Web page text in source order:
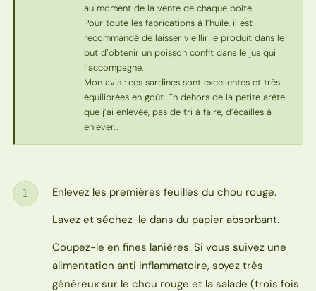
au moment de la vente de chaque boîte.
Pour toute les fabrications à l’huile, il est
recommandé de laisser vieillir le produit dans le
but d’obtenir un poisson confit dans le jus qui
l’accompagne.
Mon avis : ces sardines sont excellentes et très
équilibrées en goût. En dehors de la petite arête
que j’ai enlevée, pas de tri à faire, d’écailles à
enlever…
Étape
1
Enlevez les premières feuilles du chou rouge.
Lavez et séchez-le dans du papier absorbant.
Coupez-le en fines lanières. Si vous suivez une
alimentation anti inflammatoire, soyez très
généreux sur le chou rouge et la salade (trois fois